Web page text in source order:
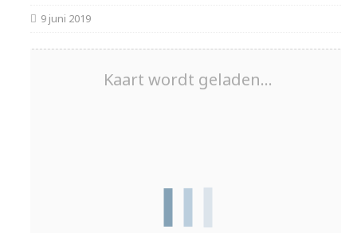
9 juni 2019
Kaart wordt geladen...